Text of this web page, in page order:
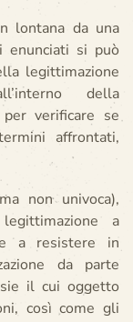
lontana da una
enunciati si può
legittimazione
della
verificare se
affrontati,
non univoca),
a
e a resistere in
da parte
il cui oggetto
così come gli